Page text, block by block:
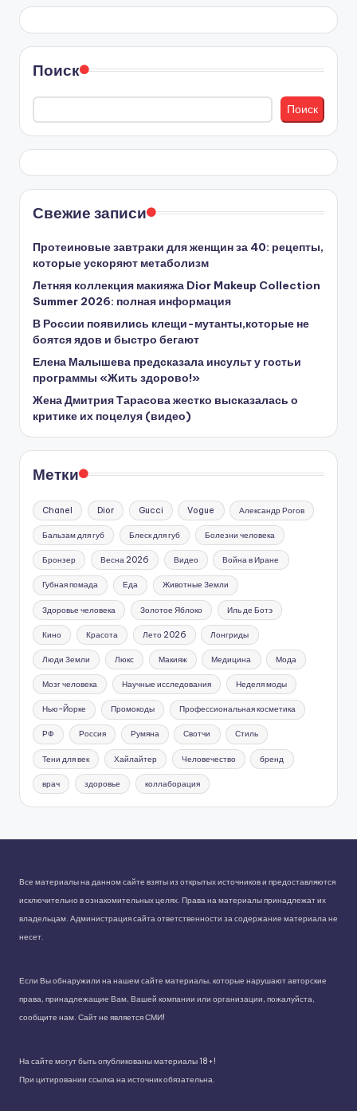
Поиск
Поиск
Свежие записи
Протеиновые завтраки для женщин за 40: рецепты,
которые ускоряют метаболизм
Летняя коллекция макияжа Dior Makeup Collection
Summer 2026: полная информация
В России появились клещи-мутанты,которые не
боятся ядов и быстро бегают
Елена Малышева предсказала инсульт у гостьи
программы «Жить здорово!»
Жена Дмитрия Тарасова жестко высказалась о
критике их поцелуя (видео)
Метки
Chanel Dior Gucci Vogue Александр Рогов
Бальзам для губ Блеск для губ Болезни человека
Бронзер Весна 2026 Видео Война в Иране
Губная помада Еда Животные Земли
Здоровье человека Золотое Яблоко Иль де Ботэ
Кино Красота Лето 2026 Лонгриды
Люди Земли Люкс Макияж Медицина Мода
Мозг человека Научные исследования Неделя моды
Нью-Йорке Промокоды Профессиональная косметика
РФ Россия Румяна Свотчи Стиль
Тени для век Хайлайтер Человечество бренд
врач здоровье коллаборация
Все материалы на данном сайте взяты из открытых источников и предоставляются
исключительно в ознакомительных целях. Права на материалы принадлежат их
владельцам. Администрация сайта ответственности за содержание материала не
несет.
Если Вы обнаружили на нашем сайте материалы, которые нарушают авторские
права, принадлежащие Вам, Вашей компании или организации, пожалуйста,
сообщите нам. Сайт не является СМИ!
На сайте могут быть опубликованы материалы 18+!
При цитировании ссылка на источник обязательна.